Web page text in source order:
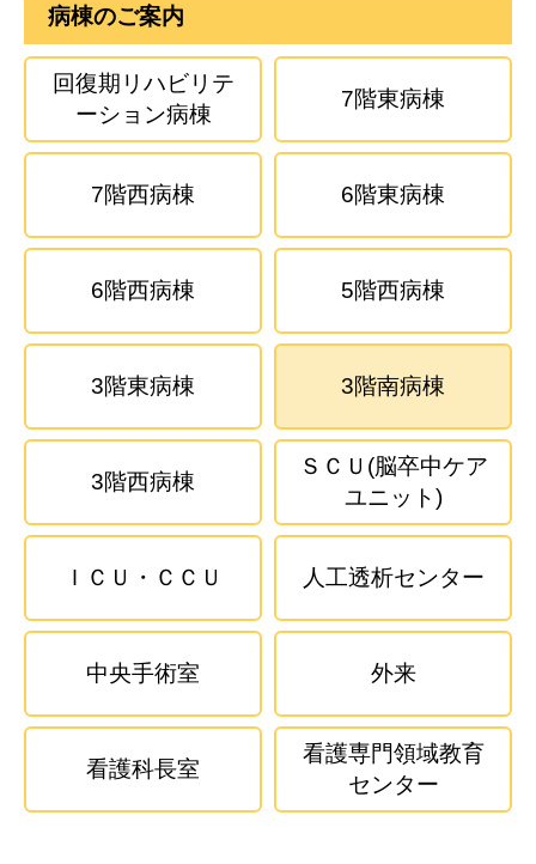
病棟のご案内
回復期リハビリテ
ーション病棟
7階東病棟
7階西病棟 6階東病棟
6階西病棟 5階西病棟
3階東病棟 3階南病棟
3階西病棟
ＳＣＵ(脳卒中ケア
ユニット)
ＩＣＵ・ＣＣＵ 人工透析センター
中央手術室 外来
看護科長室
看護専門領域教育
センター